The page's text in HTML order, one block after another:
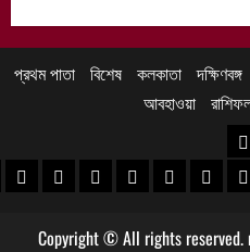
প্রথম পাতা বিশেষ কলকাতা দক্ষিণবঙ্গ
আবহাওয়া
খবর
খবর
পুরুলিয়া খবর
বাঁকুড়া খবরপশ্চিম বর্ধমান খবর
পূর্ব বর্ধমান খবর
বীরভূম খবর
Copyright © All rights reserved.